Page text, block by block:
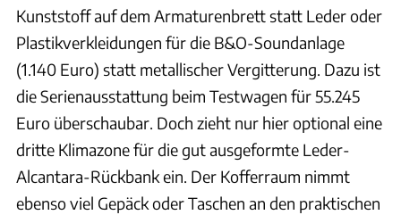
Kunststoff auf dem Armaturenbrett statt Leder oder
Plastikverkleidungen für die B&O-Soundanlage
(1.140 Euro) statt metallischer Vergitterung. Dazu ist
die Serienausstattung beim Testwagen für 55.245
Euro überschaubar. Doch zieht nur hier optional eine
dritte Klimazone für die gut ausgeformte Leder-
Alcantara-Rückbank ein. Der Kofferraum nimmt
ebenso viel Gepäck oder Taschen an den praktischen